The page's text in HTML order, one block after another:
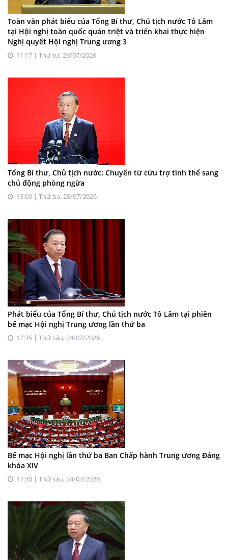
Toàn văn phát biểu của Tổng Bí thư, Chủ tịch nước Tô Lâm
tại Hội nghị toàn quốc quán triệt và triển khai thực hiện
Nghị quyết Hội nghị Trung ương 3
11:17 | Thứ tư, 29/07/2026
Tổng Bí thư, Chủ tịch nước: Chuyển từ cứu trợ tình thế sang
chủ động phòng ngừa
13:09 | Thứ ba, 28/07/2026
Phát biểu của Tổng Bí thư, Chủ tịch nước Tô Lâm tại phiên
bế mạc Hội nghị Trung ương lần thứ ba
17:35 | Thứ sáu, 24/07/2026
Bế mạc Hội nghị lần thứ ba Ban Chấp hành Trung ương Đảng
khóa XIV
17:30 | Thứ sáu, 24/07/2026